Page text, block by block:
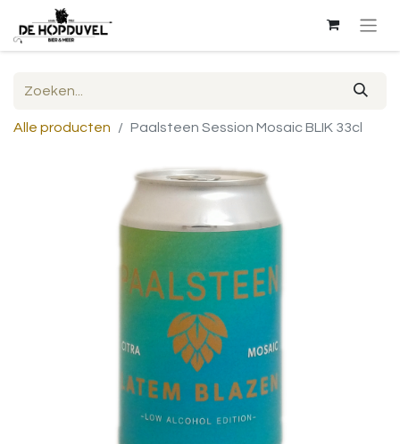
Alle producten Paalsteen Session Mosaic BLIK 33cl